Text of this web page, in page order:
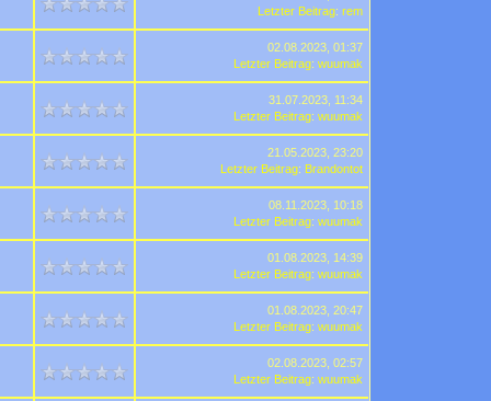
Letzter Beitrag:rem
02.08.2023, 01:37
Letzter Beitrag:wuumak
31.07.2023, 11:34
Letzter Beitrag:wuumak
21.05.2023, 23:20
Letzter Beitrag:Brandontot
08.11.2023, 10:18
Letzter Beitrag:wuumak
01.08.2023, 14:39
Letzter Beitrag:wuumak
01.08.2023, 20:47
Letzter Beitrag:wuumak
02.08.2023, 02:57
Letzter Beitrag:wuumak